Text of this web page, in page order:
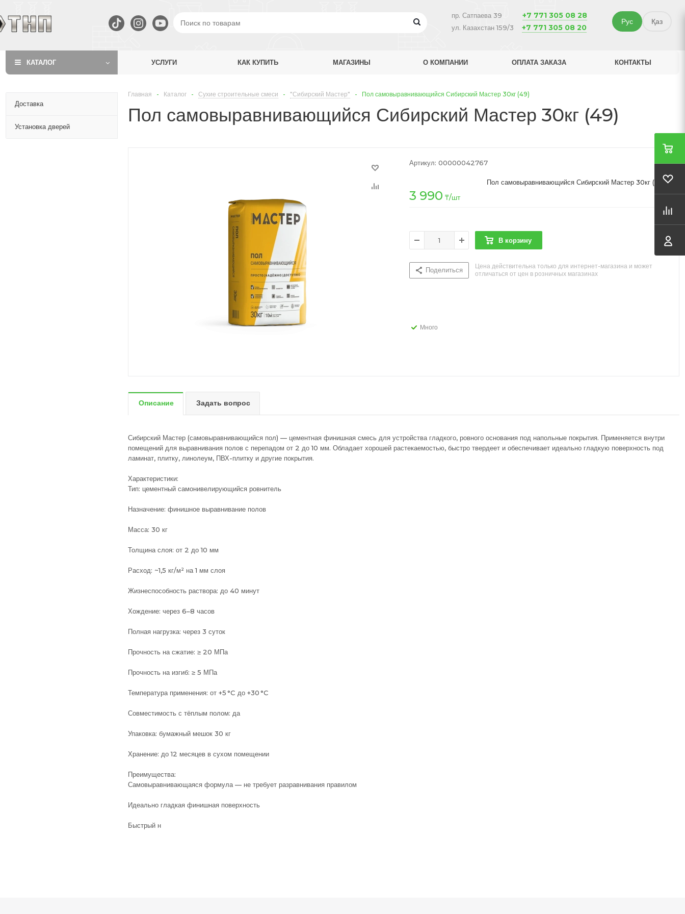
пр. Сатпаева 39 +7 771 305 08 28
ул. Казахстан 159/3 +7 771 305 08 20
Рус Қаз
КАТАЛОГ УСЛУГИ КАК КУПИТЬ МАГАЗИНЫ О КОМПАНИИ ОПЛАТА ЗАКАЗА КОНТАКТЫ
Доставка
Установка дверей
Главная - Каталог - Сухие строительные смеси - "Сибирский Мастер" - Пол самовыравнивающийся Сибирский Мастер 30кг (49)
Пол самовыравнивающийся Сибирский Мастер 30кг (49)
Артикул: 00000042767
Пол самовыравнивающийся Сибирский Мастер 30кг (49)
3 990 ₸/шт
Много
В корзину
Поделиться
Цена действительна только для интернет-магазина и может
отличаться от цен в розничных магазинах
Описание Задать вопрос
Сибирский Мастер (самовыравнивающийся пол) — цементная финишная смесь для устройства гладкого, ровного основания под напольные покрытия. Применяется внутри
помещений для выравнивания полов с перепадом от 2 до 10 мм. Обладает хорошей растекаемостью, быстро твердеет и обеспечивает идеально гладкую поверхность под
ламинат, плитку, линолеум, ПВХ-плитку и другие покрытия.
Характеристики:
Тип: цементный самонивелирующийся ровнитель
Назначение: финишное выравнивание полов
Масса: 30 кг
Толщина слоя: от 2 до 10 мм
Расход: ~1,5 кг/м² на 1 мм слоя
Жизнеспособность раствора: до 40 минут
Хождение: через 6–8 часов
Полная нагрузка: через 3 суток
Прочность на сжатие: ≥ 20 МПа
Прочность на изгиб: ≥ 5 МПа
Температура применения: от +5 °C до +30 °C
Совместимость с тёплым полом: да
Упаковка: бумажный мешок 30 кг
Хранение: до 12 месяцев в сухом помещении
Преимущества:
Самовыравнивающаяся формула — не требует разравнивания правилом
Идеально гладкая финишная поверхность
Быстрый н